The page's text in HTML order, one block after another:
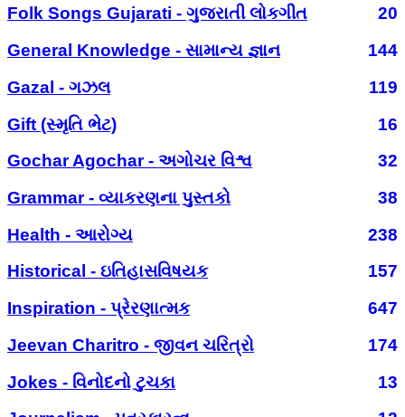
Folk Songs Gujarati - ગુજરાતી લોકગીત
20
General Knowledge - સામાન્ય જ્ઞાન
144
Gazal - ગઝલ
119
Gift (સ્મૃતિ ભેટ)
16
Gochar Agochar - અગોચર વિશ્વ
32
Grammar - વ્યાકરણના પુસ્તકો
38
Health - આરોગ્ય
238
Historical - ઇતિહાસવિષયક
157
Inspiration - પ્રેરણાત્મક
647
Jeevan Charitro - જીવન ચરિત્રો
174
Jokes - વિનોદનો ટુચકા
13